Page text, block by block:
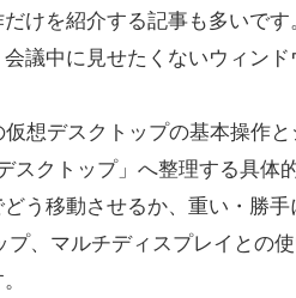
けを紹介する記事も多いです
議中に見せたくないウィン
想デスクトップの基本操作と
スクトップ」へ整理する具体
う移動させるか、重い・勝
、マルチディスプレイとの